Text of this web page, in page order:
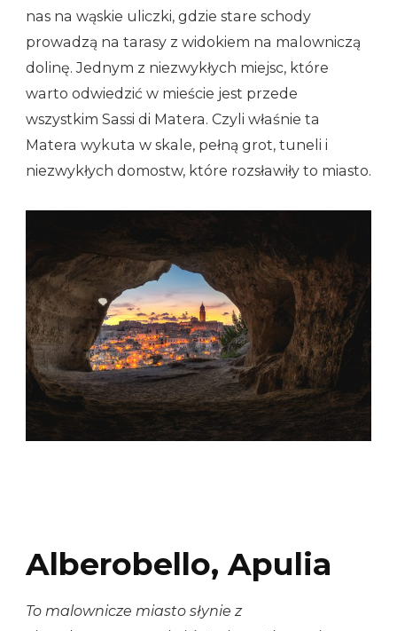
nas na wąskie uliczki, gdzie stare schody
prowadzą na tarasy z widokiem na malowniczą
dolinę. Jednym z niezwykłych miejsc, które
warto odwiedzić w mieście jest przede
wszystkim Sassi di Matera. Czyli właśnie ta
Matera wykuta w skale, pełną grot, tuneli i
niezwykłych domostw, które rozsławiły to miasto.
Alberobello, Apulia
To malownicze miasto słynie z